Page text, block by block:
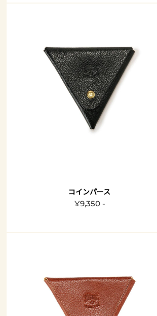
コインパース
¥9,350 -